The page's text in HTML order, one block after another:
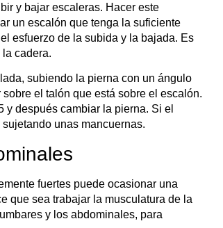
y bajar escaleras. Hacer este
un escalón que tenga la suficiente
esfuerzo de la subida y la bajada. Es
cadera.
subiendo la pierna con un ángulo
el talón que está sobre el escalón.
y después cambiar la pierna. Si el
unas mancuernas.
fuertes puede ocasionar una
que sea trabajar la musculatura de la
y los abdominales, para